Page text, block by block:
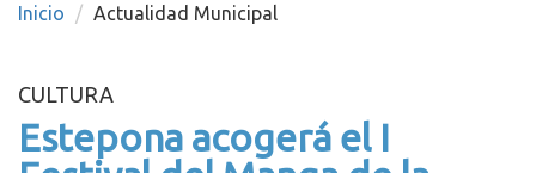
inicio
Inicio Actualidad Municipal
CULTURA
Estepona acogerá el I